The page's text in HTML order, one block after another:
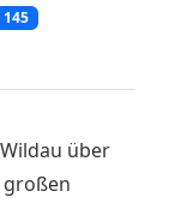
145
über
großen